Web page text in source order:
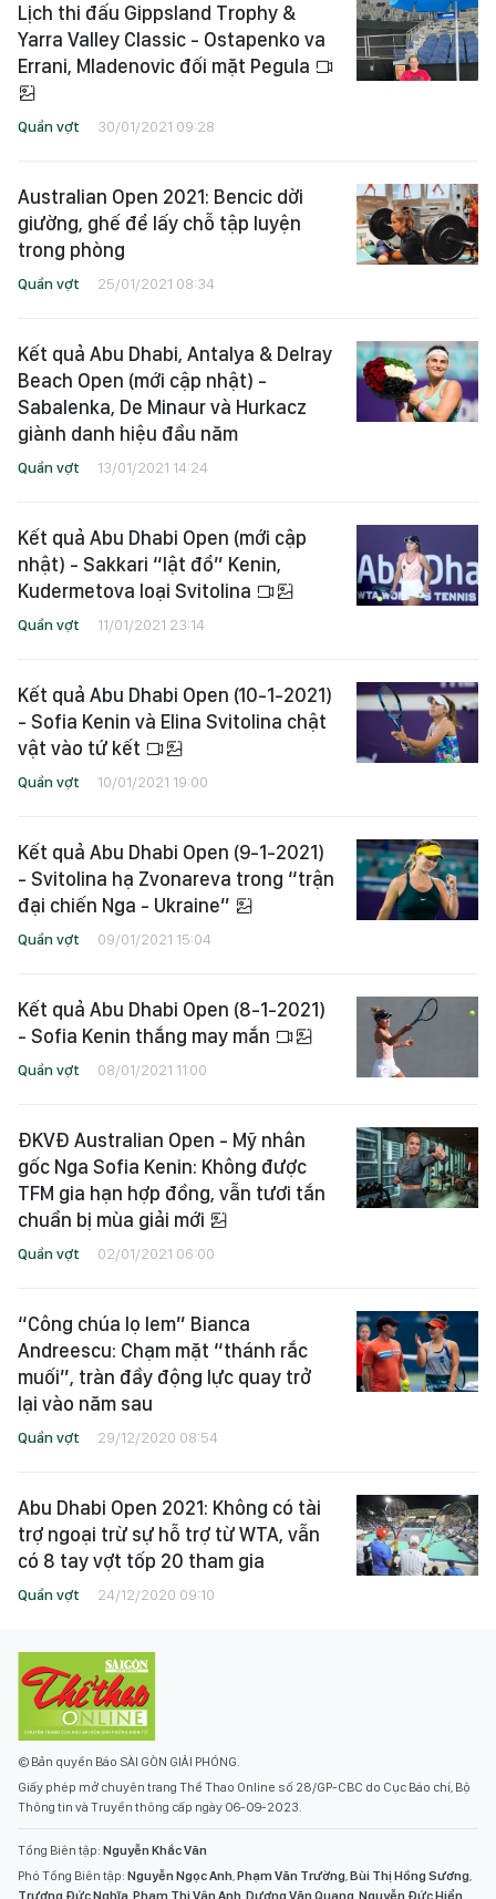
Lịch thi đấu Gippsland Trophy &
Yarra Valley Classic - Ostapenko va
Errani, Mladenovic đối mặt Pegula
Quần vợt 30/01/2021 09:28
Australian Open 2021: Bencic dời
giường, ghế để lấy chỗ tập luyện
trong phòng
Quần vợt 25/01/2021 08:34
Kết quả Abu Dhabi, Antalya & Delray
Beach Open (mới cập nhật) -
Sabalenka, De Minaur và Hurkacz
giành danh hiệu đầu năm
Quần vợt 13/01/2021 14:24
Kết quả Abu Dhabi Open (mới cập
nhật) - Sakkari “lật đổ” Kenin,
Kudermetova loại Svitolina
Quần vợt 11/01/2021 23:14
Kết quả Abu Dhabi Open (10-1-2021)
- Sofia Kenin và Elina Svitolina chật
vật vào tứ kết
Quần vợt 10/01/2021 19:00
Kết quả Abu Dhabi Open (9-1-2021)
- Svitolina hạ Zvonareva trong “trận
đại chiến Nga - Ukraine”
Quần vợt 09/01/2021 15:04
Kết quả Abu Dhabi Open (8-1-2021)
- Sofia Kenin thắng may mắn
Quần vợt 08/01/2021 11:00
ĐKVĐ Australian Open - Mỹ nhân
gốc Nga Sofia Kenin: Không được
TFM gia hạn hợp đồng, vẫn tươi tắn
chuẩn bị mùa giải mới
Quần vợt 02/01/2021 06:00
“Công chúa lọ lem” Bianca
Andreescu: Chạm mặt “thánh rắc
muối”, tràn đầy động lực quay trở
lại vào năm sau
Quần vợt 29/12/2020 08:54
Abu Dhabi Open 2021: Không có tài
trợ ngoại trừ sự hỗ trợ từ WTA, vẫn
có 8 tay vợt tốp 20 tham gia
Quần vợt 24/12/2020 09:10
© Bản quyền Báo SÀI GÒN GIẢI PHÓNG.
Giấy phép mở chuyên trang Thể Thao Online số 28/GP-CBC do Cục Báo chí, Bộ
Thông tin và Truyền thông cấp ngày 06-09-2023.
Tổng Biên tập: Nguyễn Khắc Văn
Phó Tổng Biên tập: Nguyễn Ngọc Anh,Phạm Văn Trường,Bùi Thị Hồng Sương,
Trương Đức Nghĩa Phạm Thị Vân Anh Dương Văn Quang Nguyễn Đức Hiển